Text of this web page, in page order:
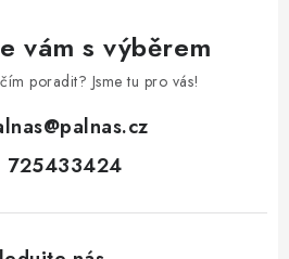
vám s výběrem
poradit? Jsme tu pro vás!
@palnas.cz
725433424